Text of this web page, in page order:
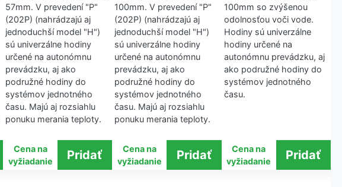
57mm. V prevedení "P"
(202P) (nahrádzajú aj
jednoduchší model "H")
sú univerzálne hodiny
určené na autonómnu
prevádzku, aj ako
podružné hodiny do
systémov jednotného
času. Majú aj rozsiahlu
ponuku merania teploty.
Cena na
vyžiadanie
100mm. V prevedení "P"
(202P) (nahrádzajú aj
jednoduchší model "H")
sú univerzálne hodiny
určené na autonómnu
prevádzku, aj ako
podružné hodiny do
systémov jednotného
času. Majú aj rozsiahlu
ponuku merania teploty.
Cena na
vyžiadanie
100mm so zvýšenou
odolnosťou voči vode.
Hodiny sú univerzálne
hodiny určené na
autonómnu prevádzku, aj
ako podružné hodiny do
systémov jednotného
času.
Cena na
vyžiadanie